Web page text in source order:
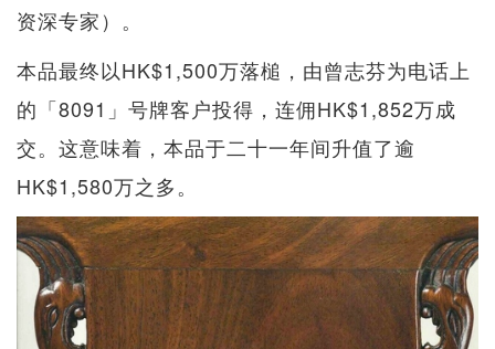
资深专家）。
本品最终以HK$1,500万落槌，由曾志芬为电话上
的「8091」号牌客户投得，连佣HK$1,852万成
交。这意味着，本品于二十一年间升值了逾
HK$1,580万之多。